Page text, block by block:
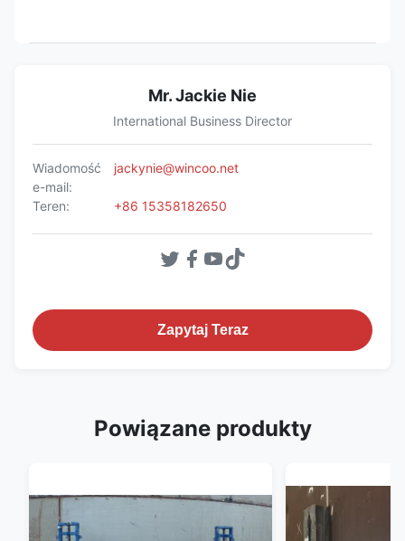
Mr. Jackie Nie
International Business Director
Wiadomość
e-mail:
jackynie@wincoo.net
Teren: +86 15358182650
Zapytaj Teraz
Powiązane produkty